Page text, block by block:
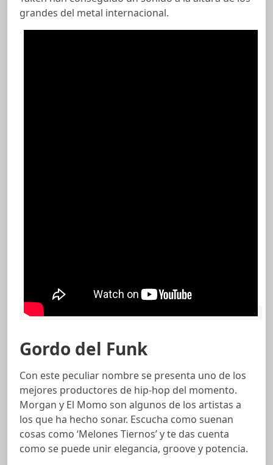
grandes del metal internacional.
Gordo del Funk
Con este peculiar nombre se presenta uno de los
mejores productores de hip-hop del momento.
Morgan y El Momo son algunos de los artistas a
los que ha hecho sonar. Escucha como suenan
cosas como ‘Melones Tiernos’ y te das cuenta
como se puede unir elegancia, groove y potencia.